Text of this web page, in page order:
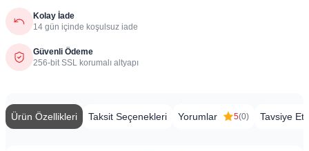
Kolay İade
14 gün içinde koşulsuz iade
Güvenli Ödeme
256-bit SSL korumalı altyapı
Ürün Özellikleri Taksit Seçenekleri Yorumlar 5(0) Tavsiye Et